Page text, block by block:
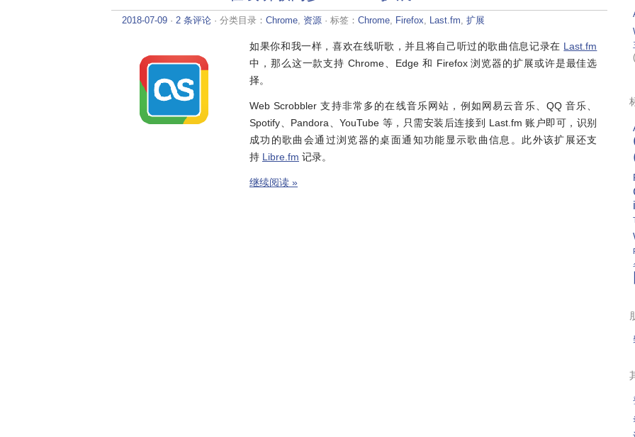
2018-07-09 · 2 条评论 · 分类目录： Chrome, 资源 · 标签： Chrome, Firefox, Last.fm, 扩展
如果你和我一样，喜欢在线听歌，并且将自己听过的歌曲信息记录在 Last.fm
中，那么这一款支持 Chrome、Edge 和 Firefox 浏览器的扩展或许是最佳选
择。
Web Scrobbler 支持非常多的在线音乐网站，例如网易云音乐、QQ 音乐、
Spotify、Pandora、YouTube 等，只需安装后连接到 Last.fm 账户即可，识别
成功的歌曲会通过浏览器的桌面通知功能显示歌曲信息。此外该扩展还支
持 Libre.fm 记录。
继续阅读 »